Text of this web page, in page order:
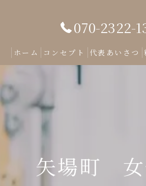
070-2322-
ホーム コンセプト 代表あいさつ
矢場町